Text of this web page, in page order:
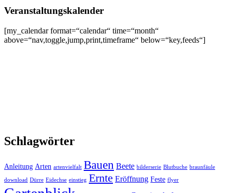
Veranstaltungskalender
[my_calendar format=“calendar“ time=“month“
above=“nav,toggle,jump,print,timeframe“ below=“key,feeds“]
Footer-
Schlagwörter
Anleitung Arten artenvielfalt Bauen Beete bilderserie Blutbuche braunfäule
download Dürre Eidechse einstieg Ernte Eröffnung Feste flyer